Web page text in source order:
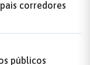
corredores
públicos